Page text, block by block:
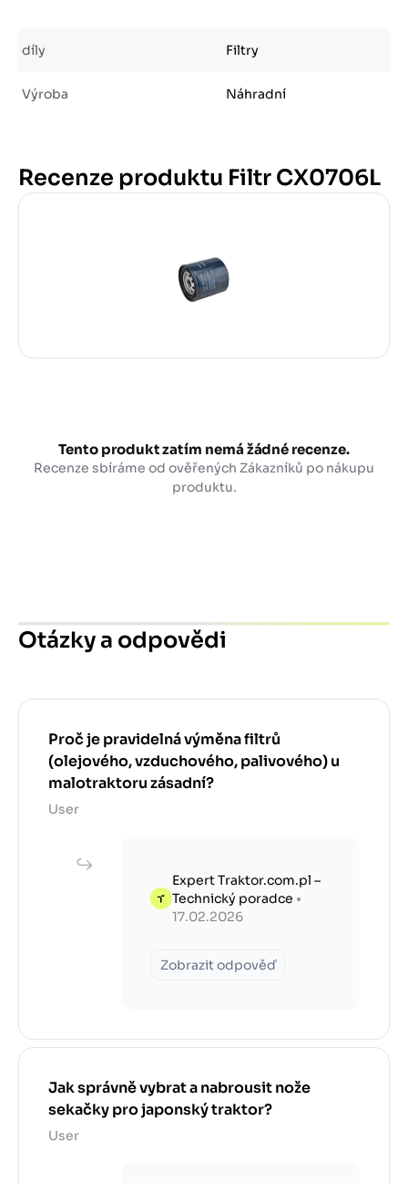
díly Filtry
Výroba Náhradní
Recenze produktu Filtr CX0706L
Tento produkt zatím nemá žádné recenze.
Recenze sbíráme od ověřených Zákazníků po nákupu
produktu.
Otázky a odpovědi
Proč je pravidelná výměna filtrů
(olejového, vzduchového, palivového) u
malotraktoru zásadní?
User
Expert Traktor.com.pl –
Technický poradce •
17.02.2026
Zobrazit odpověď
Jak správně vybrat a nabrousit nože
sekačky pro japonský traktor?
User